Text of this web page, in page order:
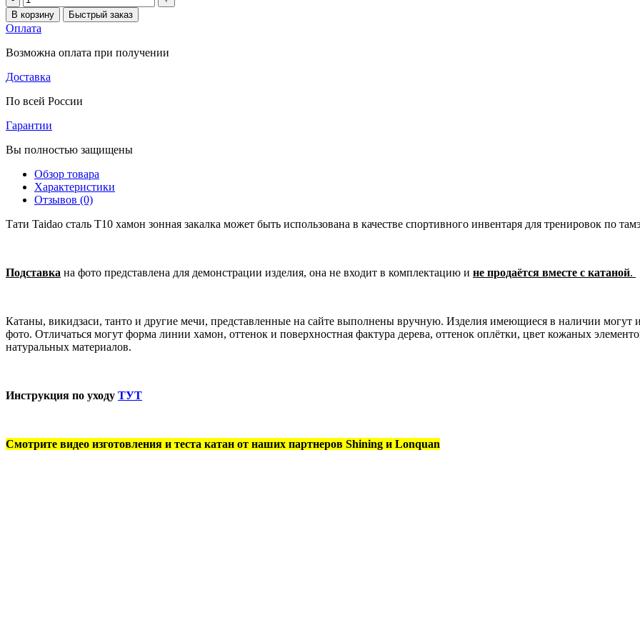
В корзину
Быстрый заказ
Оплата
Возможна оплата при получении
Доставка
По всей России
Гарантии
Вы полностью защищены
Обзор товара
Характеристики
Отзывов (0)
Тати Taidao сталь T10 хамон зонная закалка может быть использована в качестве спортивного инвентаря для тренировок по
Подставка на фото представлена для демонстрации изделия, она не входит в комплектацию и не продаётся вместе с катаной.
Катаны, викидзаси, танто и другие мечи, представленные на сайте выполнены вручную. Изделия имеющиеся в наличии могут
фото. Отличаться могут форма линии хамон, оттенок и поверхностная фактура дерева, оттенок оплётки, цвет кожаных
натуральных материалов.
Инструкция по уходу ТУТ
Смотрите видео изготовления и теста катан от наших партнеров Shining и Lonquan